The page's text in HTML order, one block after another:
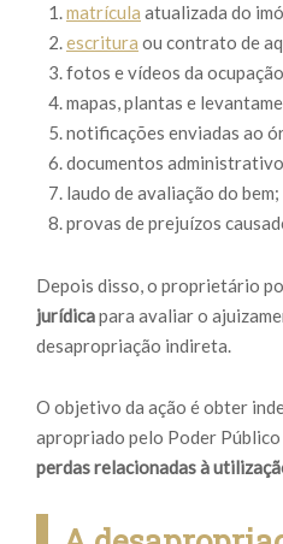
matrícula atualizada do
escritura ou contrato de
fotos e vídeos da
mapas, plantas e
notificações enviadas ao
documentos
laudo de avaliação do bem;
provas de prejuízos
Depois disso, o proprietário
jurídicapara avaliar o
desapropriação indireta.
O objetivo da ação é obter
apropriado pelo Poder
perdas relacionadas à